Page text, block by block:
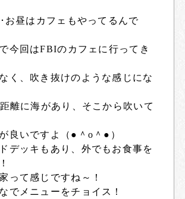
お昼はカフェもやってるんで
今回はFBIのカフェに行ってき
く、吹き抜けのような感じにな
離に海があり、そこから吹いて
良いですよ（●＾o＾●）
デッキもあり、外でもお食事を
って感じですね～！
でメニューをチョイス！